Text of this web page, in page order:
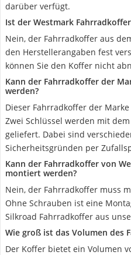
darüber verfügt.
Ist der Westmark
Nein, der Fahrradkoffer aus
den Herstellerangaben fest
können Sie den Koffer nicht
Kann der Fahrradkoffer der
werden?
Dieser Fahrradkoffer der
Zwei Schlüssel werden mit
geliefert. Dabei sind
Sicherheitsgründen per
Kann der Fahrradkoffer von
montiert werden?
Nein, der Fahrradkoffer muss
Ohne Schrauben ist eine
Silkroad Fahrradkoffer aus
Wie groß ist das Volumen des
Der Koffer bietet ein Volumen